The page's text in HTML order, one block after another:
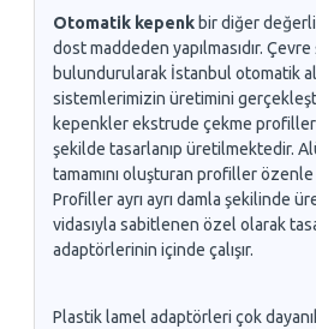
Otomatik kepenk bir diğer
dost maddeden yapılmasıdır.
bulundurularak İstanbul otomatik
sistemlerimizin üretimini
kepenkler ekstrude çekme
şekilde tasarlanıp üretilmektedir.
tamamını oluşturan profiller özenle
Profiller ayrı ayrı damla şekilinde
vidasıyla sabitlenen özel olarak
adaptörlerinin içinde çalışır.
Plastik lamel adaptörleri çok